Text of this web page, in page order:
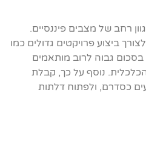
במגוון רחב של מצבים פיננסיים.
ביצוע פרויקטים גדולים כמו
גבוה לרוב מותאמים
נוסף על כך, קבלת
כסדרם, ולפתוח דלתות